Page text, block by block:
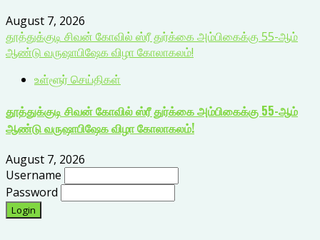
August 7, 2026
தூத்துக்குடி சிவன் கோவில் ஸ்ரீ துர்க்கை அம்பிகைக்கு 55-ஆம்
ஆண்டு வருஷாபிஷேக விழா கோலாகலம்!
உள்ளூர் செய்திகள்
தூத்துக்குடி சிவன் கோவில் ஸ்ரீ துர்க்கை அம்பிகைக்கு 55-ஆம்
ஆண்டு வருஷாபிஷேக விழா கோலாகலம்!
August 7, 2026
Username
Password